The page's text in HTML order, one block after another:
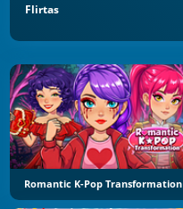
Flirtas
Romantic K-Pop Transformation